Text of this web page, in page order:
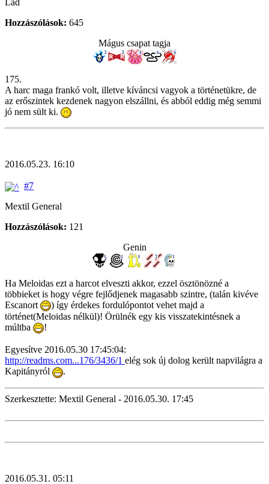
Lad
Hozzászólások: 645
Mágus csapat tagja
175.
A harc maga frankó volt, illetve kíváncsi vagyok a történetükre, de
az erőszintek kezdenek nagyon elszállni, és abból eddig még semmi
jó nem sült ki.
2016.05.23. 16:10
#7
Mextil General
Hozzászólások: 121
Genin
Ha Meloidas ezt a harcot elveszti akkor, ezzel ösztönözné a
többieket is hogy végre fejlődjenek magasabb szintre, (talán kivéve
Escanort
) így érdekes fordulópontot vehet majd a
történet(Meloidas nélkül)! Örülnék egy kis visszatekintésnek a
múltba
!
Egyesítve 2016.05.30 17:45:04:
http://readms.com...176/3436/1 elég sok új dolog került napvilágra a
Kapitányról
.
Szerkesztette: Mextil General - 2016.05.30. 17:45
2016.05.31. 05:11